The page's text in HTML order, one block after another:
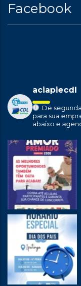
Facebook
aciapiecdl
De
para sua
abaixo e